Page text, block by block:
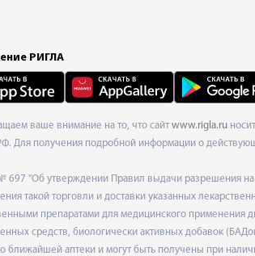
РИГЛА
ваше внимание на то, что сайт www.rigla.ru
Для получения подробной информации о
697 "Об утверждении Правил выдачи разрешения
такой торговли и доставки указанных
препаратами для медицинского применения
средств, биологически активных добавок
ближайшей аптеки и могут быть получены при